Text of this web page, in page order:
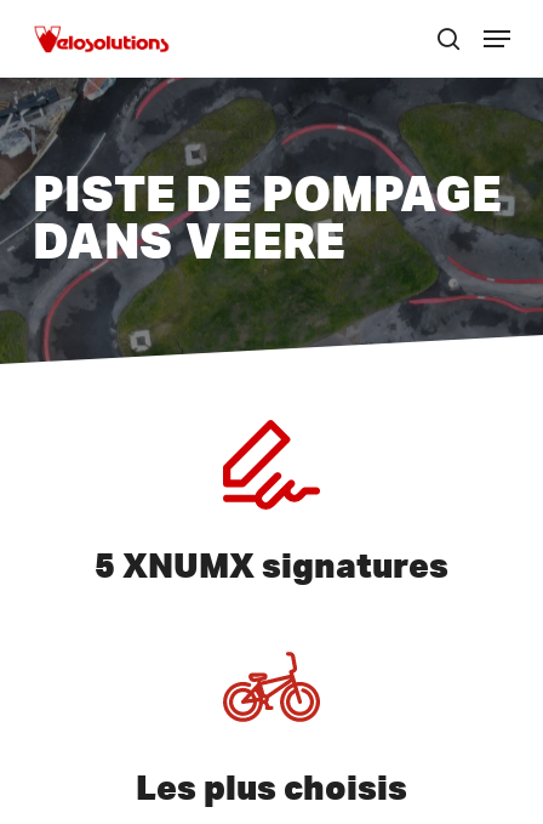
contenu
principal
zoek
Menu
PISTE DE POMPAGE
DANSVEERE
5 XNUMX signatures
Les plus choisis
le
menu